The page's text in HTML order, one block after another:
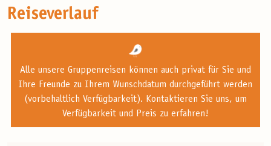
Reiseverlauf
Alle unsere Gruppenreisen können auch privat für Sie und
Ihre Freunde zu Ihrem Wunschdatum durchgeführt werden
(vorbehaltlich Verfügbarkeit). Kontaktieren Sie uns, um
Verfügbarkeit und Preis zu erfahren!